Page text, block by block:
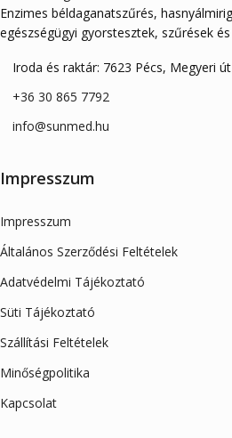
Enzimes béldaganatszűrés,
egészségügyi gyorstesztek, szűrések
Iroda és raktár: 7623 Pécs, Megyeri
+36 30 865 7792
info@sunmed.hu
Impresszum
Impresszum
Általános Szerződési Feltételek
Adatvédelmi Tájékoztató
Süti Tájékoztató
Szállítási Feltételek
Minőségpolitika
Kapcsolat